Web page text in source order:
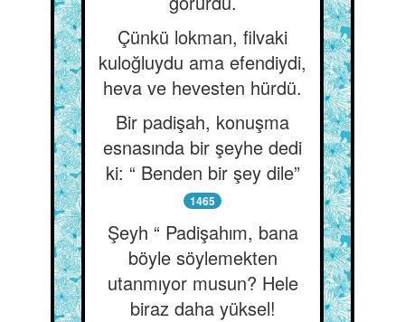
Çünkü lokman, filvaki
kuloğluydu ama efendiydi,
heva ve hevesten hürdü.
Bir padişah, konuşma
esnasında bir şeyhe dedi
ki: “ Benden bir şey dile”
1465
Şeyh “ Padişahım, bana
böyle söylemekten
utanmıyor musun? Hele
biraz daha yüksel!